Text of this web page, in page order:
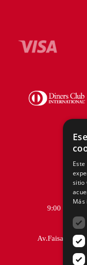
9:00 a.m. a
Av.Faisanes
sitio